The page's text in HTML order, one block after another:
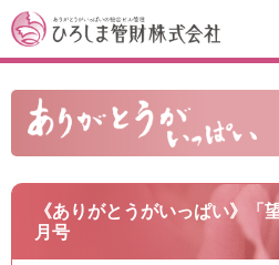
《ありがとうがいっぱい》「
月号